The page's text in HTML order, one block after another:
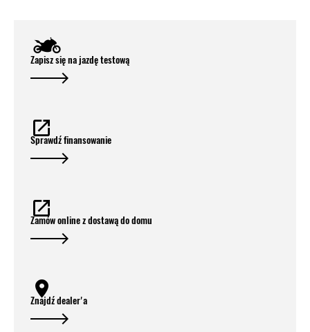
Zapisz się na jazdę testową
Sprawdź finansowanie
Zamów online z dostawą do domu
Znajdź dealer'a